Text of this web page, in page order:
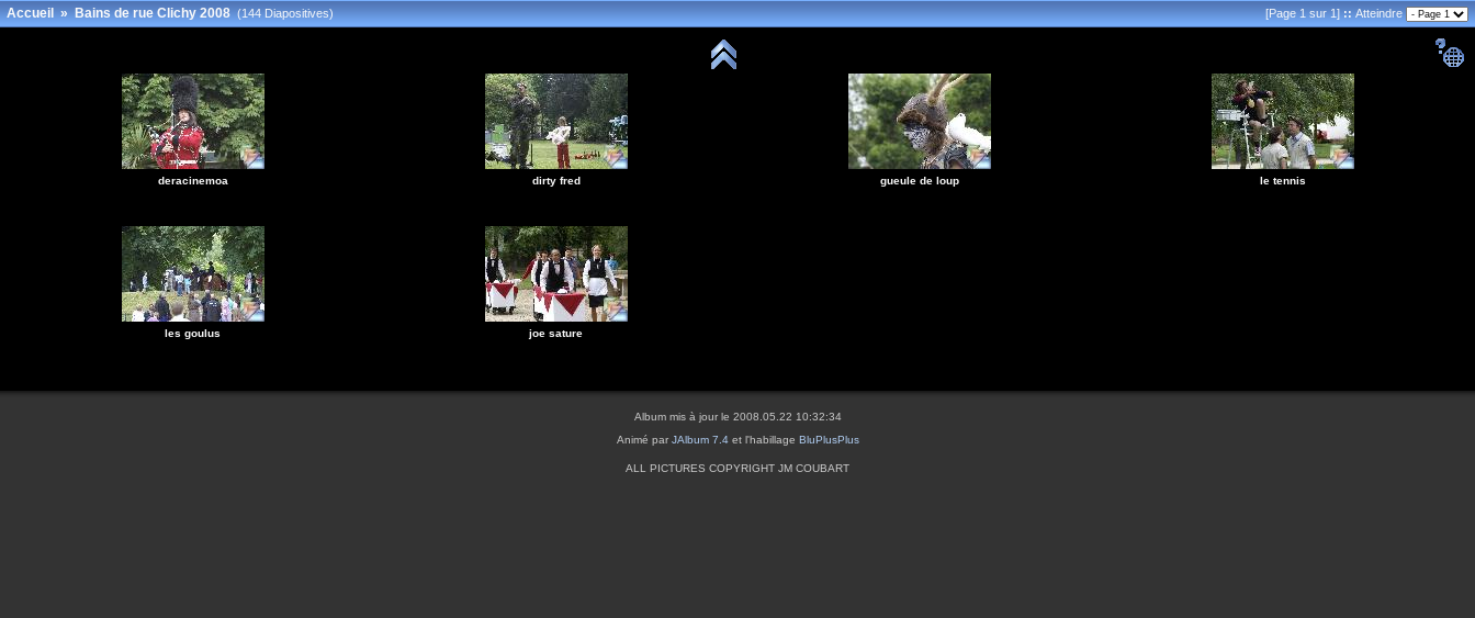
Accueil»Bains de rue Clichy 2008 (144 Diapositives) [Page 1 sur 1]::Atteindre
deracinemoa dirty fred gueule de loup le tennis
les goulus joe sature
Album mis à jour le 2008.05.22 10:32:34
Animé par JAlbum 7.4et l'habillage BluPlusPlus
ALL PICTURES COPYRIGHT JM COUBART